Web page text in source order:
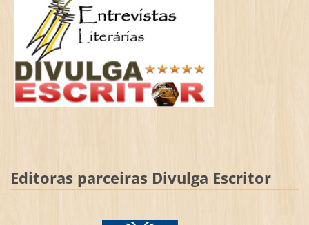
Editoras parceiras Divulga Escritor